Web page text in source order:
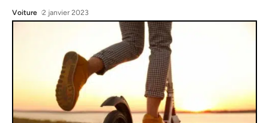
Voiture 2 janvier 2023